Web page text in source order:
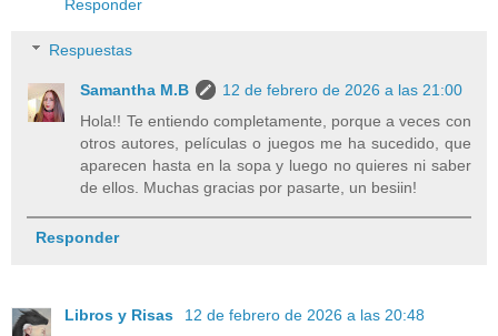
Responder
Respuestas
Samantha M.B
12 de febrero de 2026 a las 21:00
Hola!! Te entiendo completamente, porque a veces con
otros autores, películas o juegos me ha sucedido, que
aparecen hasta en la sopa y luego no quieres ni saber
de ellos. Muchas gracias por pasarte, un besiin!
Responder
Libros y Risas
12 de febrero de 2026 a las 20:48